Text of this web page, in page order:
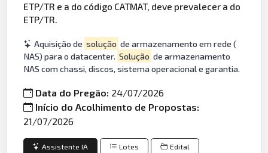
ETP/TR e a do código CATMAT, deve prevalecer a do
ETP/TR.
Aquisição de solução de armazenamento em rede (
NAS) para o datacenter. Solução de armazenamento
NAS com chassi, discos, sistema operacional e garantia.
Data do Pregão: 24/07/2026
Início do Acolhimento de Propostas:
21/07/2026
Assistente IA Lotes Edital